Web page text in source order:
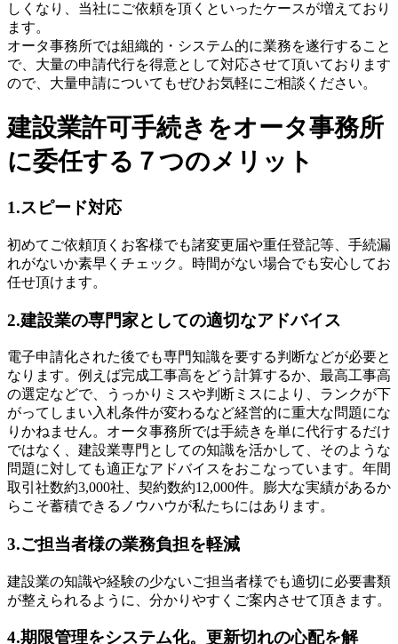
しくなり、当社にご依頼を頂くといったケースが増えており
ます。
オータ事務所では組織的・システム的に業務を遂行すること
で、大量の申請代行を得意として対応させて頂いております
ので、大量申請についてもぜひお気軽にご相談ください。
建設業許可手続きをオータ事務所
に委任する７つのメリット
1.スピード対応
初めてご依頼頂くお客様でも諸変更届や重任登記等、手続漏
れがないか素早くチェック。時間がない場合でも安心してお
任せ頂けます。
2.建設業の専門家としての適切なアドバイス
電子申請化された後でも専門知識を要する判断などが必要と
なります。例えば完成工事高をどう計算するか、最高工事高
の選定などで、うっかりミスや判断ミスにより、ランクが下
がってしまい入札条件が変わるなど経営的に重大な問題にな
りかねません。オータ事務所では手続きを単に代行するだけ
ではなく、建設業専門としての知識を活かして、そのような
問題に対しても適正なアドバイスをおこなっています。年間
取引社数約3,000社、契約数約12,000件。膨大な実績があるか
らこそ蓄積できるノウハウが私たちにはあります。
3.ご担当者様の業務負担を軽減
建設業の知識や経験の少ないご担当者様でも適切に必要書類
が整えられるように、分かりやすくご案内させて頂きます。
4.期限管理をシステム化。更新切れの心配を解